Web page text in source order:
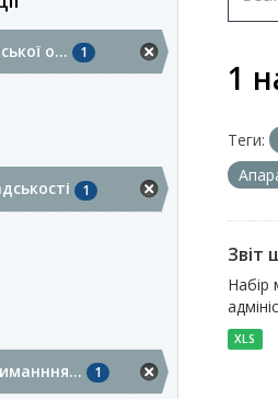
о... 1
1
1
1
Теги:
Звіт
Набір
XLS